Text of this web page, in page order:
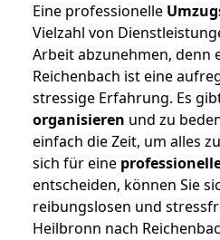
Eine professionelle
Vielzahl von
Arbeit abzunehmen, denn
Reichenbach ist eine
stressige Erfahrung. Es
organisieren und zu
einfach die Zeit, um alles
sich für eine
entscheiden, können Sie
reibungslosen und
Heilbronn nach